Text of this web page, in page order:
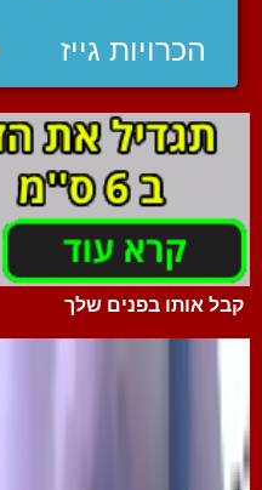
הכרויות גייז
קבל אותו בפנים שלך